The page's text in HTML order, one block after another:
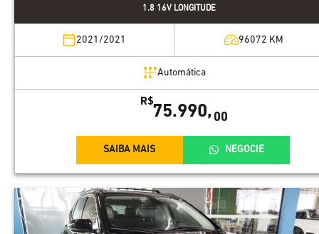
1.8 16V LONGITUDE
2021/2021 96072 KM
Automática
R$
75.990, 00
SAIBA MAIS NEGOCIE